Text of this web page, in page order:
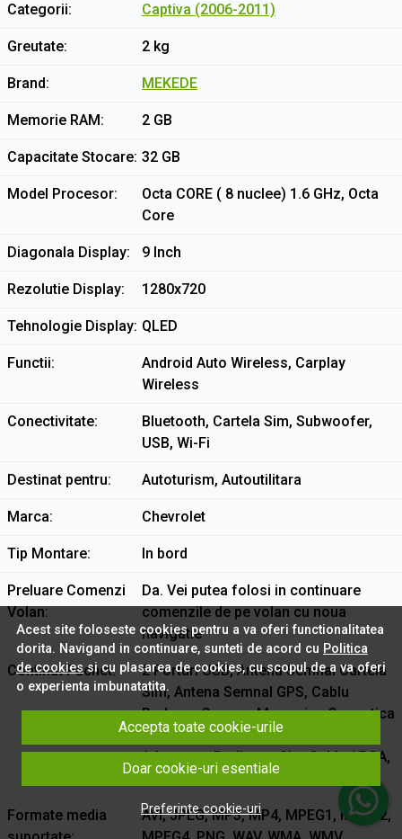
Categorii Captiva (2006-2011)
Greutate 2 kg
Brand MEKEDE
Memorie RAM 2 GB
Capacitate Stocare 32 GB
Model Procesor
Octa CORE ( 8 nuclee) 1.6 GHz, Octa
Core
Diagonala Display 9 Inch
Rezolutie Display 1280x720
Tehnologie Display QLED
Functii
Android Auto Wireless, Carplay
Wireless
Conectivitate
Bluetooth, Cartela Sim, Subwoofer,
USB, Wi-Fi
Destinat pentru Autoturism, Autoutilitara
Marca Chevrolet
Tip Montare In bord
Preluare Comenzi
Volan
Da. Vei putea folosi in continuare
comenzile de pe volan cu noua
navigatie
Continut Pachet
2 Porturi USB, Antena Semnal Cartela
Sim, Antena Semnal GPS, Cablu
Preluare Camera Marsarier, Conectica
Dedicata, Microfon Extern, Rama
Adaptoare Dedicata, Slot Cabluri RCA,
Slot Cartela Sim, Tableta Android
Formate media
AVI, JPEG, MP3, MP4, MPEG1, MPEG2,
Acest site foloseste cookies pentru a va oferi functionalitatea
dorita. Navigand in continuare, sunteti de acord cu Politica
de cookiessi cu plasarea de cookies, cu scopul de a va oferi
o experienta imbunatatita.
Accepta toate cookie-urile
Doar cookie-uri esentiale
Preferinte cookie-uri